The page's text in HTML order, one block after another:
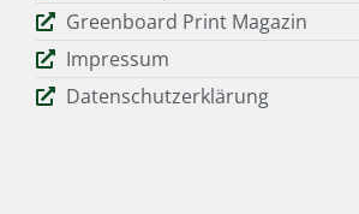
Greenboard Print Magazin
Impressum
Datenschutzerklärung